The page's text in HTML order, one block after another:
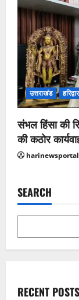
उत्तराखंड हरिद्वार
संभल हिंसा की
की कठोर
SEARCH
RECENT POSTS